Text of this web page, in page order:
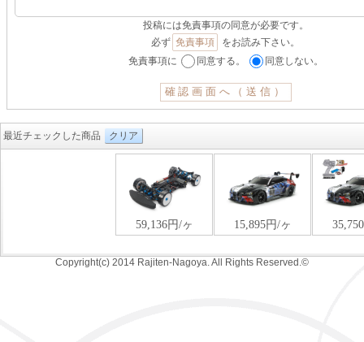
投稿には免責事項の同意が必要です。
必ず 免責事項
をお読み下さい。
免責事項に
同意する。 同意しない。
最近チェックした商品 クリア
Copyright(c) 2014 Rajiten-Nagoya. All Rights Reserved.©